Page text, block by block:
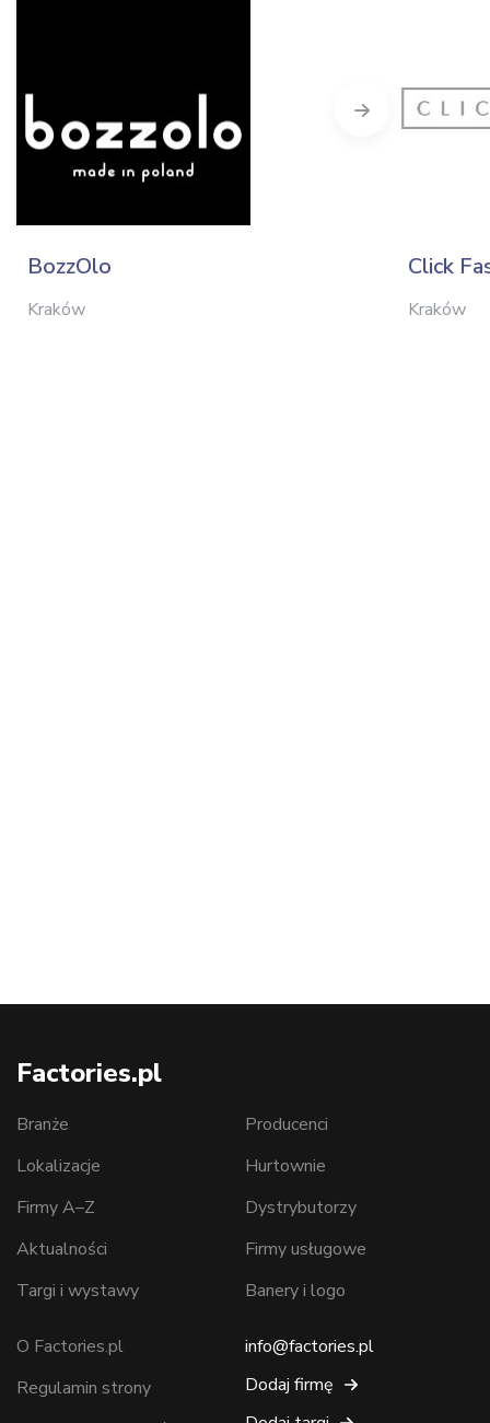
BozzOlo
Kraków
Click
Kraków
Next
Factories.pl
Branże
Lokalizacje
Firmy A–Z
Aktualności
Targi i wystawy
Producenci
Hurtownie
Dystrybutorzy
Firmy usługowe
Banery i logo
O Factories.pl
Regulamin strony
info@factories.pl
Dodaj firmę